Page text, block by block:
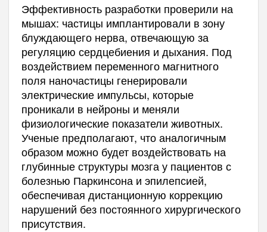
Эффективность разработки проверили на
мышах: частицы имплантировали в зону
блуждающего нерва, отвечающую за
регуляцию сердцебиения и дыхания. Под
воздействием переменного магнитного
поля наночастицы генерировали
электрические импульсы, которые
проникали в нейроны и меняли
физиологические показатели животных.
Ученые предполагают, что аналогичным
образом можно будет воздействовать на
глубинные структуры мозга у пациентов с
болезнью Паркинсона и эпилепсией,
обеспечивая дистанционную коррекцию
нарушений без постоянного хирургического
присутствия.